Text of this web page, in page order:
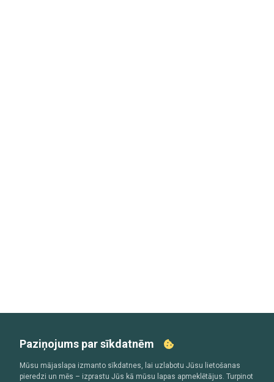
Paziņojums par sīkdatnēm
Mūsu mājaslapa izmanto sīkdatnes, lai uzlabotu Jūsu lietošanas
pieredzi un mēs – izprastu Jūs kā mūsu lapas apmeklētājus. Turpinot